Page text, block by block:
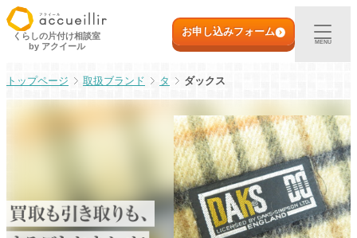
内
容
キ
初めての方へ
出張買取
宅配買取
店頭買取
ご利用実例
くらしの片付け相談室
by アクイール
お申し込みフォーム
MENU
取扱ブランド タ ダックス